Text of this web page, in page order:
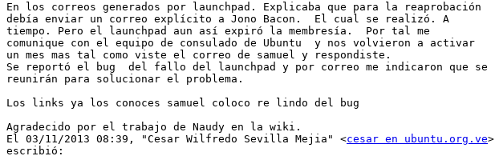
En los correos generados por launchpad. Explicaba que para la reaprobación
debía enviar un correo explícito a Jono Bacon.  El cual se realizó. A
tiempo. Pero el launchpad aun así expiró la membresía.  Por tal me
comunique con el equipo de consulado de Ubuntu  y nos volvieron a activar
un mes mas tal como viste el correo de samuel y respondiste.
Se reportó el bug  del fallo del launchpad y por correo me indicaron que se
reunirán para solucionar el problema.
Los links ya los conoces samuel coloco re lindo del bug
Agradecido por el trabajo de Naudy en la wiki.
El 03/11/2013 08:39, "Cesar Wilfredo Sevilla Mejia" <cesar en ubuntu.org.ve>
escribió: